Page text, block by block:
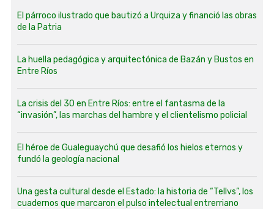
El párroco ilustrado que bautizó a Urquiza y financió las obras
de la Patria
La huella pedagógica y arquitectónica de Bazán y Bustos en
Entre Ríos
La crisis del 30 en Entre Ríos: entre el fantasma de la
“invasión”, las marchas del hambre y el clientelismo policial
El héroe de Gualeguaychú que desafió los hielos eternos y
fundó la geología nacional
Una gesta cultural desde el Estado: la historia de “Tellvs”, los
cuadernos que marcaron el pulso intelectual entrerriano